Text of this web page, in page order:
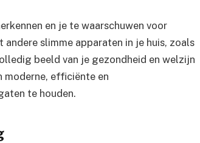
en je te waarschuwen voor
slimme apparaten in je huis, zoals
beeld van je gezondheid en welzijn
moderne, efficiënte en
te houden.